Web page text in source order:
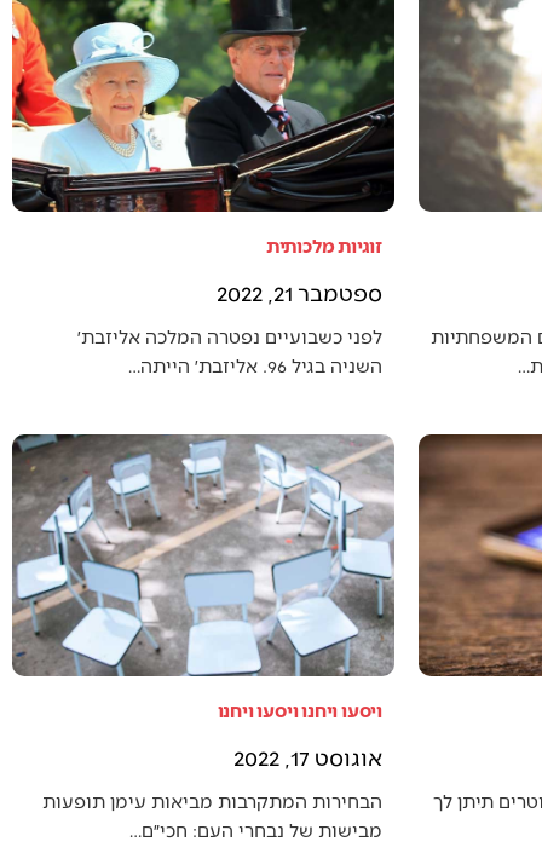
המשפחתיות
זוגיות מלכותית
ספטמבר 21, 2022
לפני כשבועיים נפטרה המלכה אליזבת׳
השניה בגיל 96. אליזבת׳ הייתה…
תיתן לך
ויסעו ויחנו ויסעו ויחנו
אוגוסט 17, 2022
הבחירות המתקרבות מביאות עימן תופעות
מבישות של נבחרי העם: חכי״ם…